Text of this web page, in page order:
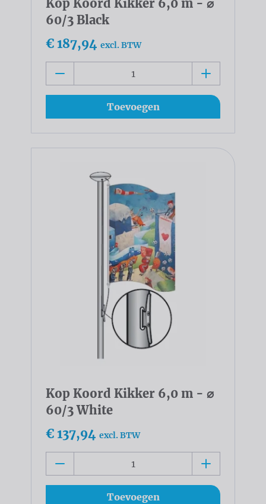
Kop Koord Kikker 6,0 m - ⌀
60/3 Black
€ 187,94 excl. BTW
Toevoegen
Kop Koord Kikker 6,0 m - ⌀
60/3 White
€ 137,94 excl. BTW
Toevoegen